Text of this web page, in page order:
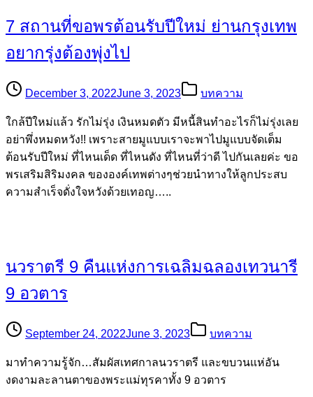
7 สถานที่ขอพรต้อนรับปีใหม่ ย่านกรุงเทพ
อยากรุ่งต้องพุ่งไป
December 3, 2022June 3, 2023 บทความ
ใกล้ปีใหม่แล้ว รักไม่รุ่ง เงินหมดตัว มีหนี้สินทำอะไรก็ไม่รุ่งเลย
อย่าพึ่งหมดหวัง!! เพราะสายมูแบบเราจะพาไปมูแบบจัดเต็ม
ต้อนรับปีใหม่ ที่ไหนเด็ด ที่ไหนดัง ที่ไหนที่ว่าดี ไปกันเลยค่ะ ขอ
พรเสริมสิริมงคล ขององค์เทพต่างๆช่วยนำทางให้ลูกประสบ
ความสำเร็จดั่งใจหวังด้วยเทอญ…..
นวราตรี 9 คืนแห่งการเฉลิมฉลองเทวนารี
9 อวตาร
September 24, 2022June 3, 2023 บทความ
มาทำความรู้จัก…สัมผัสเทศกาลนวราตรี และขบวนแห่อัน
งดงามละลานตาของพระแม่ทุรคาทั้ง 9 อวตาร